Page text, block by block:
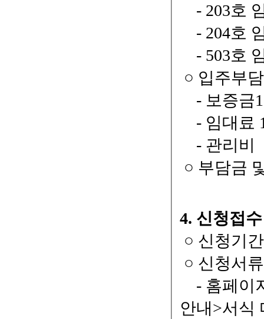
- 203호
- 204호
- 503호
○ 입주부
- 보증금
- 임대료
- 관리비
○ 부담금
4. 신청접
○ 신청기
○ 신청서
- 홈페이
안내>서식